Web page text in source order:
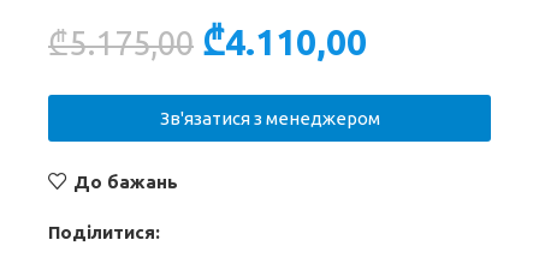
₾5.175,00 ₾4.110,00
Зв'язатися з менеджером
До бажань
Поділитися: